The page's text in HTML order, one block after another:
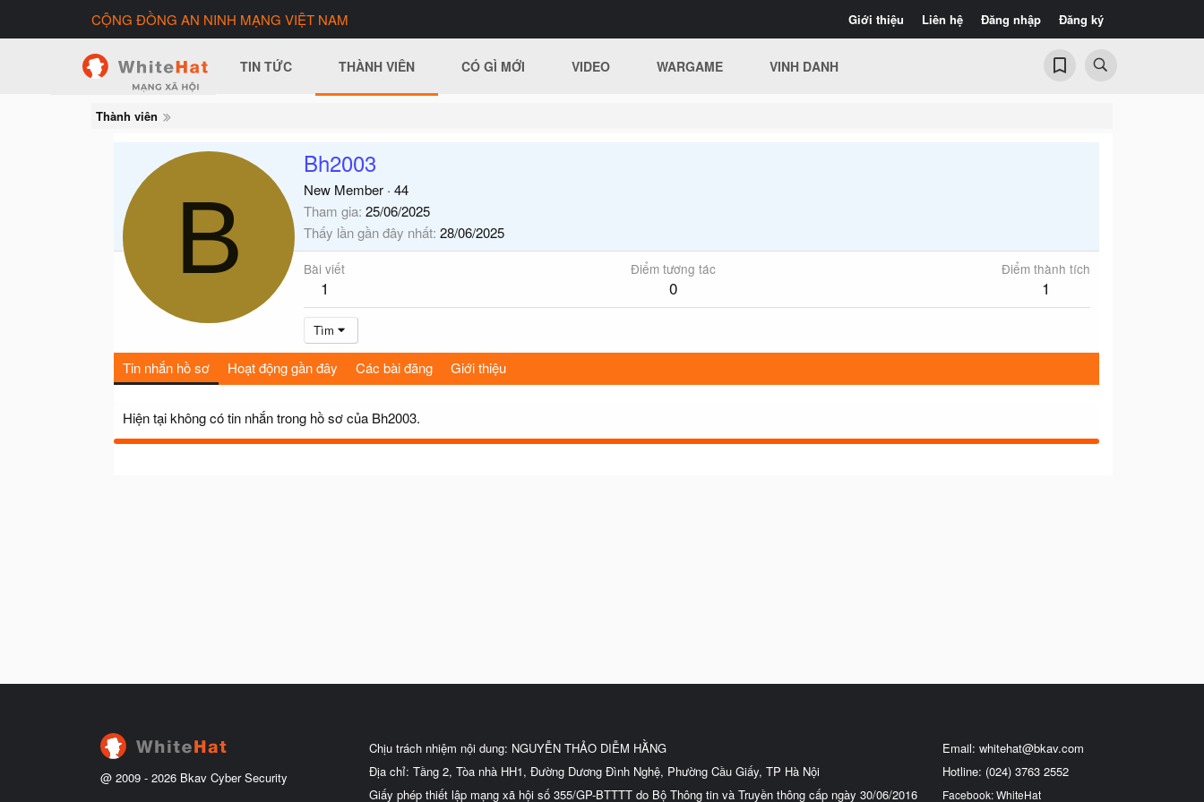
Giới thiệu Liên hệ Đăng nhập Đăng ký
CỘNG ĐỒNG AN NINH MẠNG VIỆT NAM
TIN TỨC THÀNH VIÊN CÓ GÌ MỚI VIDEO WARGAME VINH DANH
Thành viên
B
Bh2003
New Member · 44
Tham gia 25/06/2025
Thấy lần gần đây nhất 28/06/2025
Bài viết
1
Điểm tương tác
0
Điểm thành tích
1
Tìm
Tin nhắn hồ sơ Hoạt động gần đây Các bài đăng Giới thiệu
Hiện tại không có tin nhắn trong hồ sơ của Bh2003.
@ 2009 - 2026 Bkav Cyber Security
Chịu trách nhiệm nội dung: NGUYỄN THẢO DIỄM HẰNG
Địa chỉ: Tầng 2, Tòa nhà HH1, Đường Dương Đình Nghệ, Phường Cầu Giấy, TP Hà Nội
Giấy phép thiết lập mạng xã hội số 355/GP-BTTTT do Bộ Thông tin và Truyền thông cấp ngày 30/06/2016
Email: whitehat@bkav.com
Hotline: (024) 3763 2552
Facebook: WhiteHat